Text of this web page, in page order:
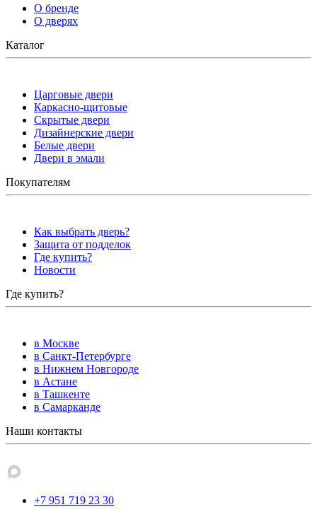
О бренде
О дверях
Каталог
Царговые двери
Каркасно-щитовые
Скрытые двери
Дизайнерские двери
Белые двери
Двери в эмали
Покупателям
Как выбрать дверь?
Защита от подделок
Где купить?
Новости
Где купить?
в Москве
в Санкт-Петербурге
в Нижнем Новгороде
в Астане
в Ташкенте
в Самарканде
Наши контакты
+7 951 719 23 30